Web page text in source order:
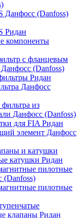
Данфосс (Danfoss)
Ридан
компоненты
с фланцевым
(Danfoss)
Ридан
Данфосс
из
Данфосс (Danfoss)
для FIA Ридан
элемент Данфосс
и катушки
катушки Ридан
пилотные
(Danfoss)
пилотные
клапаны Ридан